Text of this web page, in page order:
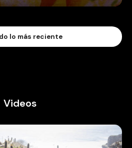
lo más reciente
Videos